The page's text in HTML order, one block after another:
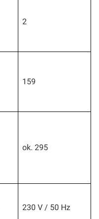
2
159
ok. 295
230 V / 50 Hz